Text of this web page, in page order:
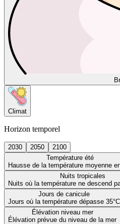
Climat
Horizon temporel
2030 2050
2100
Température été
Hausse de la température moyenne
Nuits tropicales
Nuits où la température ne descend
Jours de canicule
Jours où la température dépasse 35°C
Élévation niveau mer
Élévation prévue du niveau de la mer